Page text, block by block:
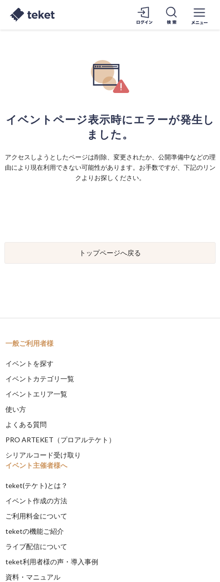
イベントページ表示時にエラーが発生し
ました。
アクセスしようとしたページは削除、変更されたか、公開準備中などの理
由により現在利用できない可能性があります。お手数ですが、下記のリン
クよりお探しください。
トップページへ戻る
一般ご利用者様
イベントを探す
イベントカテゴリ一覧
イベントエリア一覧
使い方
よくある質問
PRO ARTEKET（プロアルテケト）
シリアルコード受け取り
イベント主催者様へ
teket(テケト)とは？
イベント作成の方法
ご利用料金について
teketの機能ご紹介
ライブ配信について
teket利用者様の声・導入事例
資料・マニュアル